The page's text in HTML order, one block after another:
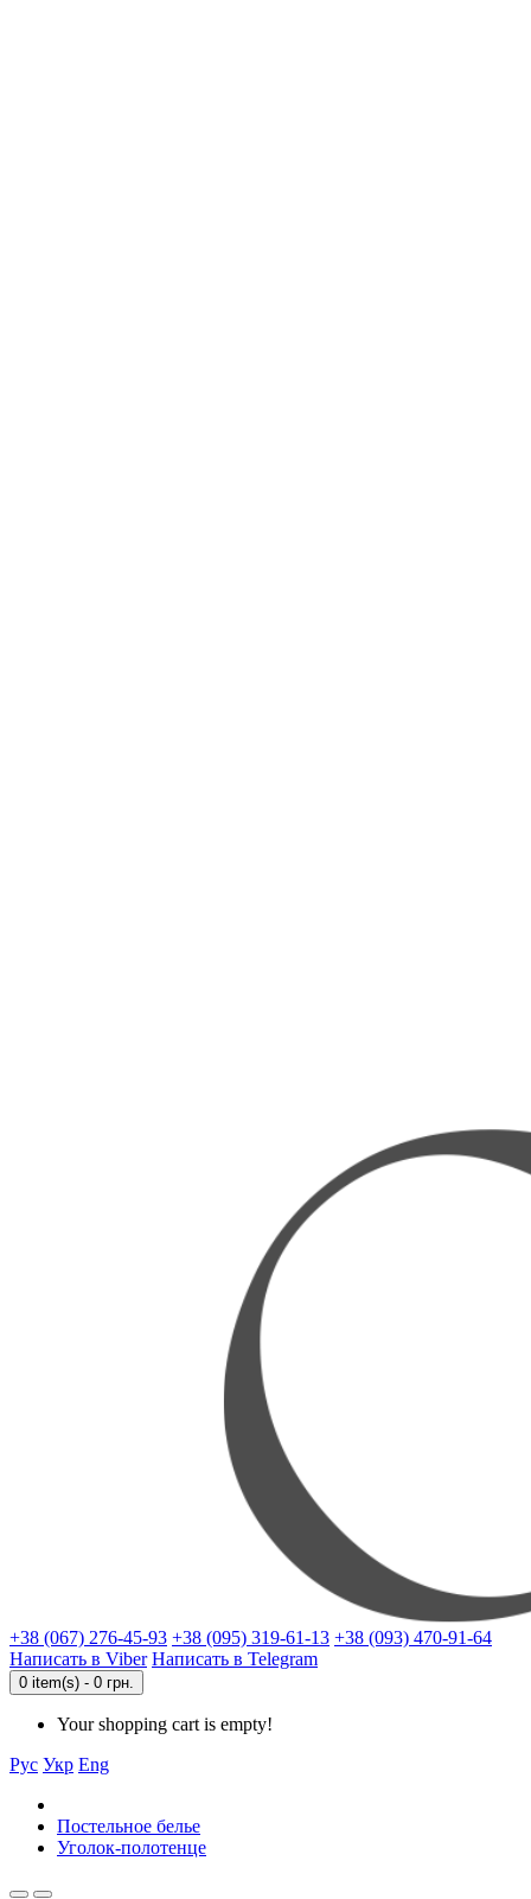
+38 (067) 276-45-93 +38 (095) 319-61-13 +38 (093) 470-91-64
Написать в Viber Написать в Telegram
0 item(s) - 0 грн.
Your shopping cart is empty!
Рус Укр Eng
Постельное белье
Уголок-полотенце